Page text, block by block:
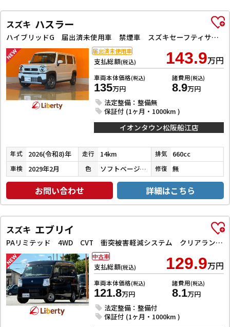
スズキ ハスラー
ハイブリッドG 届出済未使用車 禁煙車 スズキセーフティサポート アダプティブクルーズコントロール LEDヘッドライト スマートキー プッシュスタート アイドリングストップ 前席シートヒーター ステアリングスイッチ
支払総額(税込) 143.9万円
車両本体価格(税込)
135万円
諸費用(税込)
8.9万円
法定整備：整備無
保証付 (1ヶ月・1000km )
届出済未使用車
イオンタウン松阪船江店
年式 2026(令和8)年 走行 14km 排気 660cc
車検 2029年2月 色 ソフトベージュメタリック 修復 無
お問い合わせ 詳細はこちら
スズキ エブリイ
PAリミテッド 4WD CVT 衝突被害軽減システム クリアランスソナー レーンアシスト 両側スライドドア キーレスエントリー アイドリングストップ ESC エアコン パワーステアリング パワーウィンドウ
支払総額(税込) 129.9万円
車両本体価格(税込)
121.8万円
諸費用(税込)
8.1万円
法定整備：整備付
保証付 (1ヶ月・1000km )
中古車